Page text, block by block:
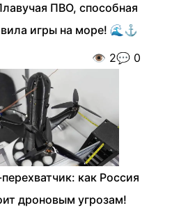
ПВО, способная
игры на море! 🌊⚓️
👁️ 2💬 0
как Россия
дроновым угрозам!